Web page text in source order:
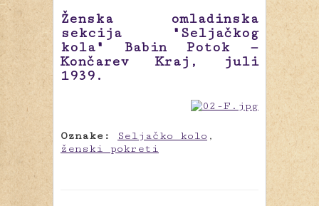
Ženska omladinska
sekcija "Seljačkog
kola" Babin Potok —
Končarev Kraj, juli
1939.
Oznake: Seljačko kolo ,
ženski pokreti